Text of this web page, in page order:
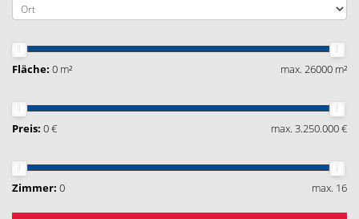
Fläche: 0 m² max. 26000 m²
Preis: 0 € max. 3.250.000 €
Zimmer: 0 max. 16